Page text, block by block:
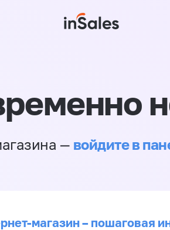
— войдите в
магазин – пошаговая